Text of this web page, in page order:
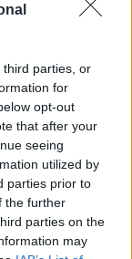
third parties, or
for
opt-out
that after your
seeing
utilized by
parties prior to
the further
parties on the
may
hogy a PC
–
–
pálya?